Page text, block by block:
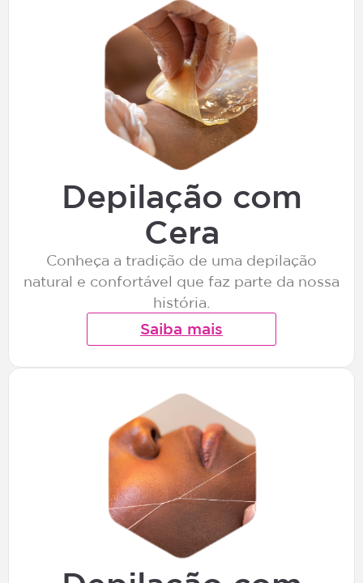
Depilação com
Cera
Conheça a tradição de uma depilação
natural e confortável que faz parte da nossa
história.
Saiba mais